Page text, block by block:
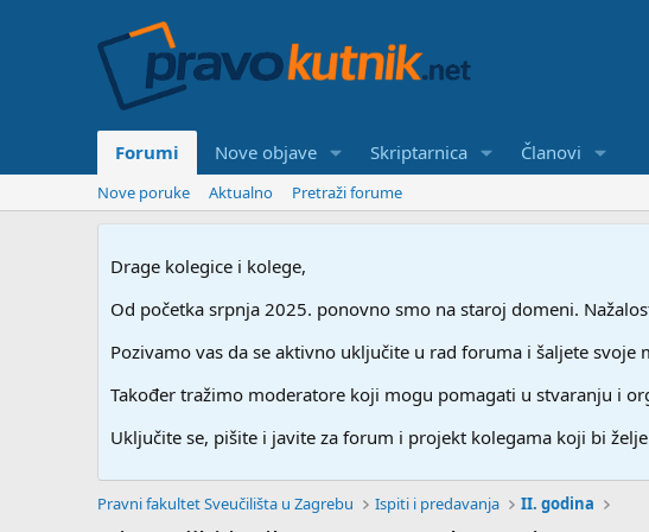
Forumi Nove objave Skriptarnica Članovi
Nove poruke Aktualno Pretraži forume
Drage kolegice i kolege,
Od početka srpnja 2025. ponovno smo na staroj domeni.
Pozivamo vas da se aktivno uključite u rad foruma i šaljete svoje
Također tražimo moderatore koji mogu pomagati u stvaranju i
Uključite se, pišite i javite za forum i projekt kolegama koji bi
Pravni fakultet Sveučilišta u Zagrebu Ispiti i predavanja II. godina